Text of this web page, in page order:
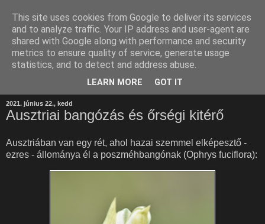
2021. június 22., kedd
Ausztriai bangózás és őrségi kitérő
Ausztriában van egy rét, ahol hazai szemmel elképesztő -
ezres - állománya él a poszméhbangónak (Ophrys fuciflora):
This site uses cookies from Google to deliver its services
and to analyze traffic. Your IP address and user-agent are
shared with Google along with performance and security
metrics to ensure quality of service, generate usage
statistics, and to detect and address abuse.
LEARN MORE GOT IT